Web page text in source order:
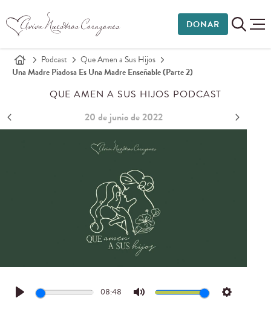
DONAR
Podcast
Que Amen a Sus Hijos
Una Madre Piadosa Es Una Madre Enseñable (Parte 2)
QUE AMEN A SUS HIJOS PODCAST
20 de junio de 2022
Play
08:48
Mute Settings